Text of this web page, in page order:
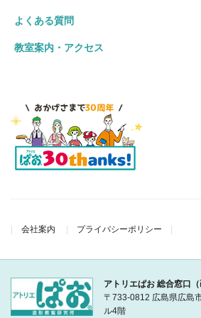
よくある質問
教室案内・アクセス
会社案内 プライバシーポリシー
アトリエぱお 総合窓口（
〒733-0812 広島県広島
ル4階